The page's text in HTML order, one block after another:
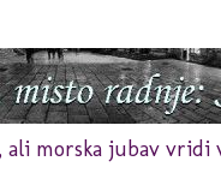
morska jubav vridi